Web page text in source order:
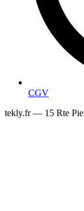
CGV
tekly.fr — 15 Rte